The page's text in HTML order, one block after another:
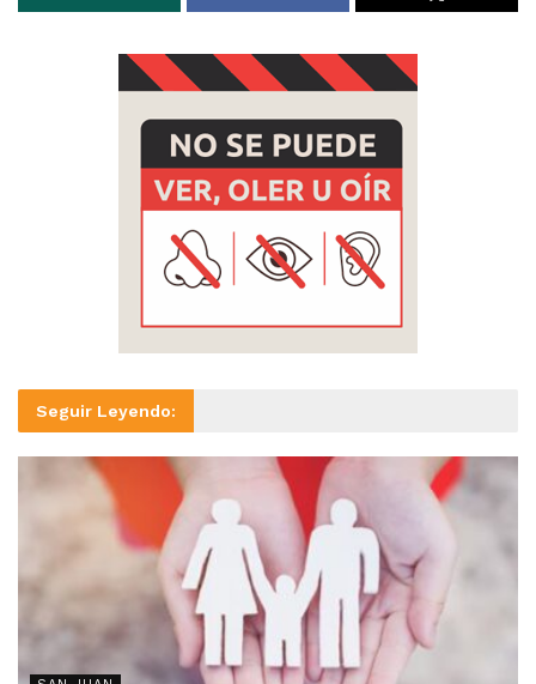
Seguir Leyendo: